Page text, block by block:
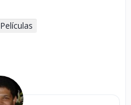
Películas